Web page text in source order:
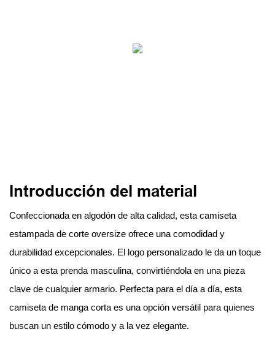
Introducción del material
Confeccionada en algodón de alta calidad, esta camiseta
estampada de corte oversize ofrece una comodidad y
durabilidad excepcionales. El logo personalizado le da un toque
único a esta prenda masculina, convirtiéndola en una pieza
clave de cualquier armario. Perfecta para el día a día, esta
camiseta de manga corta es una opción versátil para quienes
buscan un estilo cómodo y a la vez elegante.